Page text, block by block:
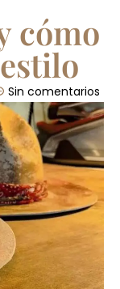
cómo
Sin comentarios